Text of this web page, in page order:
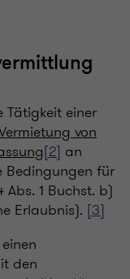
Tätigkeit einer
von
[2] an
Bedingungen für
1 Buchst. b)
Erlaubnis). [3]
den